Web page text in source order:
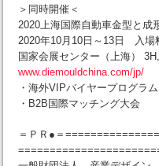
＞同時開催＜
2020上海国際自動車金型と成
2020年10月10日～13日 入
国家会展センター（上海）
www.diemouldchina.com/jp/
・海外VIPバイヤープログラム
・B2B国際マッチング大会
＝ＰＲ●＝